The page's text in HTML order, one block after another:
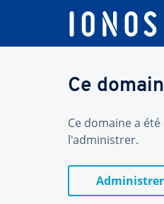
Ce
Ce domaine a
l'administrer.